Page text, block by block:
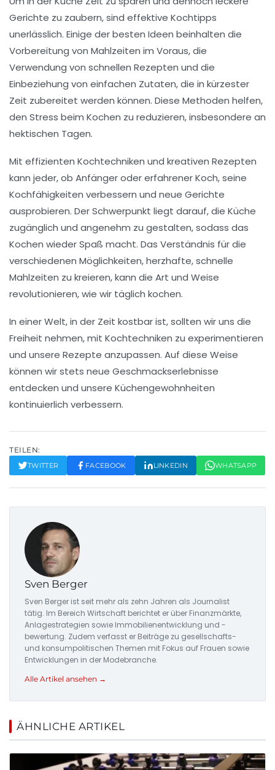
Gerichte zu zaubern, sind effektive Kochtipps
unerlässlich. Einige der besten Ideen beinhalten die
Vorbereitung von Mahlzeiten im Voraus, die
Verwendung von schnellen Rezepten und die
Einbeziehung von einfachen Zutaten, die in kürzester
Zeit zubereitet werden können. Diese Methoden helfen,
den Stress beim Kochen zu reduzieren, insbesondere an
hektischen Tagen.
Mit effizienten Kochtechniken und kreativen Rezepten
kann jeder, ob Anfänger oder erfahrener Koch, seine
Kochfähigkeiten verbessern und neue Gerichte
ausprobieren. Der Schwerpunkt liegt darauf, die Küche
zugänglich und angenehm zu gestalten, sodass das
Kochen wieder Spaß macht. Das Verständnis für die
verschiedenen Möglichkeiten, herzhafte, schnelle
Mahlzeiten zu kreieren, kann die Art und Weise
revolutionieren, wie wir täglich kochen.
In einer Welt, in der Zeit kostbar ist, sollten wir uns die
Freiheit nehmen, mit Kochtechniken zu experimentieren
und unsere Rezepte anzupassen. Auf diese Weise
können wir stets neue Geschmackserlebnisse
entdecken und unsere Küchengewohnheiten
kontinuierlich verbessern.
TEILEN:
TWITTER FACEBOOK LINKEDIN WHATSAPP
Sven Berger
Sven Berger ist seit mehr als zehn Jahren als Journalist
tätig. Im Bereich Wirtschaft berichtet er über Finanzmärkte,
Anlagestrategien sowie Immobilienentwicklung und -
bewertung. Zudem verfasst er Beiträge zu gesellschafts-
und konsumpolitischen Themen mit Fokus auf Frauen sowie
Entwicklungen in der Modebranche.
Alle Artikel ansehen →
ÄHNLICHE ARTIKEL